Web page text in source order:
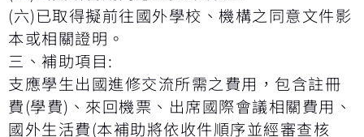
(六)已取得擬前往國外學校、機構之同意文件影
本或相關證明。
三、補助項目:
支應學生出國進修交流所需之費用，包含註冊
費(學費) 、來回機票、出席國際會議相關費用、
國外生活費(本補助將依收件順序並經審查核